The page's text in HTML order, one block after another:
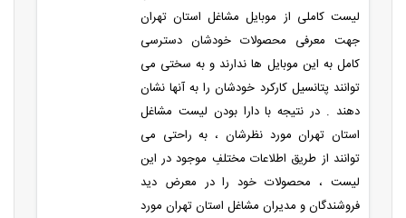
لیست کاملی از موبایل مشاغل استان تهران
جهت معرفی محصولات خودشان دسترسی
کامل به این موبایل ها ندارند و به سختی می
توانند پتانسیل کارکرد خودشان را به آنها نشان
دهند . در نتیجه با دارا بودن لیست مشاغل
استان تهران مورد نظرشان ، به راحتی می
توانند از طریق اطلاعات مختلفِ موجود در این
لیست ، محصولات خود را در معرض دید
فروشندگان و مدیران مشاغل استان تهران مورد